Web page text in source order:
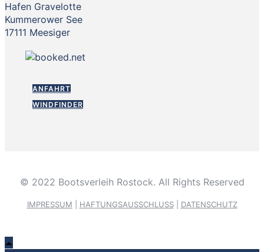
Hafen Gravelotte
Kummerower See
17111 Meesiger
ANFAHRT
WINDFINDER
© 2022 Bootsverleih Rostock. All Rights Reserved
IMPRESSUM HAFTUNGSAUSSCHLUSS| DATENSCHUTZ